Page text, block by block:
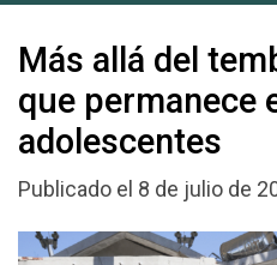
Más allá del
que permanece
adolescentes
Publicado el 8 de julio de